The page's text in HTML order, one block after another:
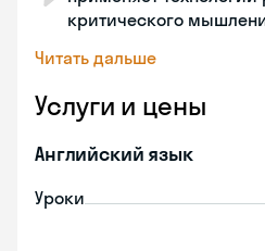
критического
Читать дальше
Услуги и цены
Английский язык
Уроки